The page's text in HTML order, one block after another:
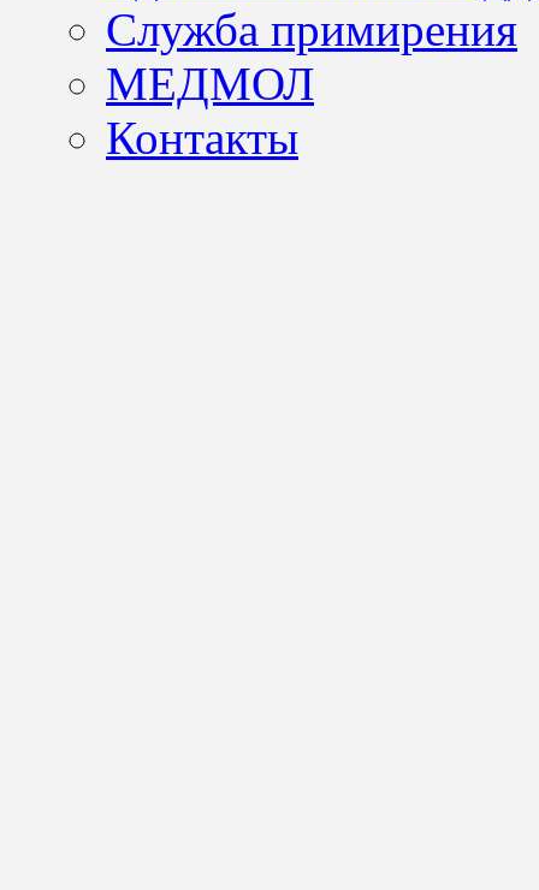
Служба примирения
МЕДМОЛ
Контакты